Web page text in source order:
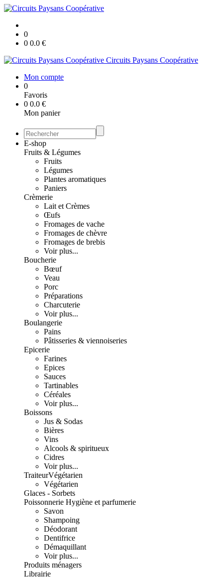
0
0 0.0 €
Circuits Paysans Coopérative
Mon compte
0
Favoris
0 0.0 €
Mon panier
E-shop
Fruits & Légumes
Fruits
Légumes
Plantes aromatiques
Paniers
Crèmerie
Lait et Crèmes
Œufs
Fromages de vache
Fromages de chèvre
Fromages de brebis
Voir plus...
Boucherie
Bœuf
Veau
Porc
Préparations
Charcuterie
Voir plus...
Boulangerie
Pains
Pâtisseries & viennoiseries
Epicerie
Farines
Epices
Sauces
Tartinables
Céréales
Voir plus...
Boissons
Jus & Sodas
Bières
Vins
Alcools & spiritueux
Cidres
Voir plus...
TraiteurVégétarien
Végétarien
Glaces - Sorbets
Poissonnerie Hygiène et parfumerie
Savon
Shampoing
Déodorant
Dentifrice
Démaquillant
Voir plus...
Produits ménagers
Librairie